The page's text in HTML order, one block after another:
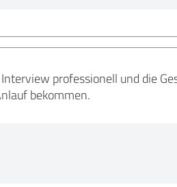
professionell und die
bekommen.